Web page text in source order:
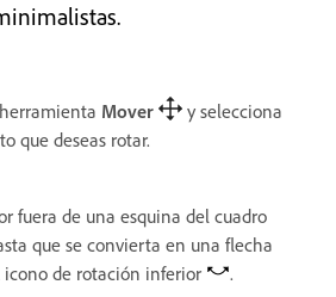
Mover
y selecciona
que deseas rotar.
fuera de una esquina del cuadro
que se convierta en una flecha
de rotación inferior
.